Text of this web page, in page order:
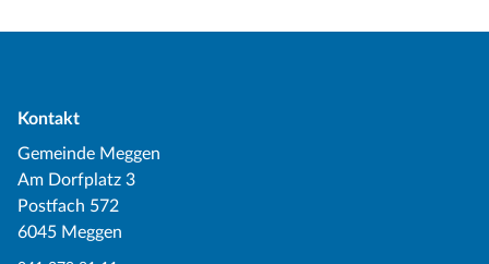
Kontakt
Gemeinde Meggen
Am Dorfplatz 3
Postfach 572
6045 Meggen